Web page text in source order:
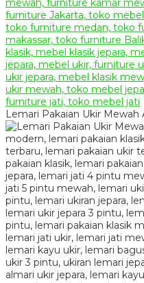
Lemari Pakaian Ukir Mewah